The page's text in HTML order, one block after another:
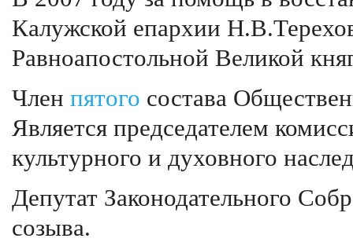
Калужской епархии
Равноапостольной Великой
Член пятого состава
Является председателем
культурного и духовного
Депутат Законодательного
созыва.